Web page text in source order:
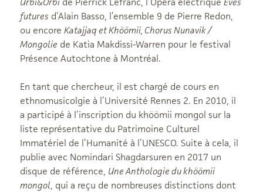
futures d’Alain Basso, l’ensemble 9 de Pierre Redon,
ou encoreKatajjaq et Khöömii, Chorus Nunavik /
Mongolie de Katia Makdissi-Warren pour le festival
Présence Autochtone à Montréal.
En tant que chercheur, il est chargé de cours en
ethnomusicolgie à l’Université Rennes 2. En 2010, il
a participé à l’inscription du khöömii mongol sur la
liste représentative du Patrimoine Culturel
Immatériel de l’Humanité à l’UNESCO. Suite à cela, il
publie avec Nomindari Shagdarsuren en 2017 un
disque de référence, Une Anthologie du khöömii
mongol, qui a reçu de nombreuses distinctions dont